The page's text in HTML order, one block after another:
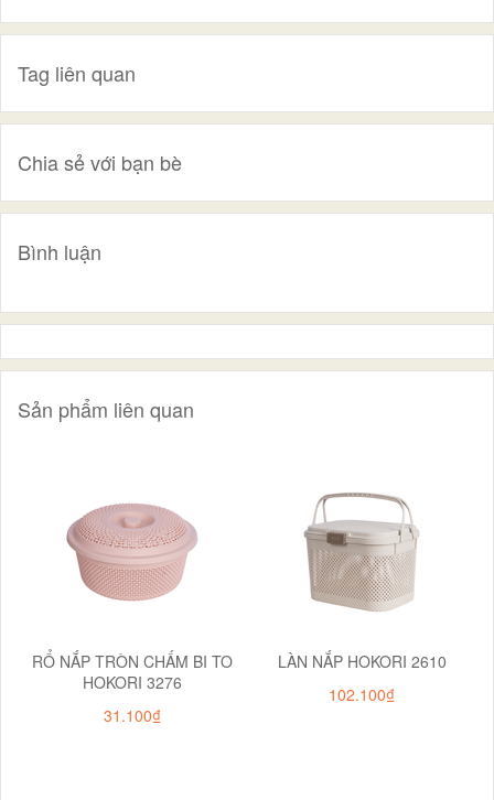
Tag liên quan
Chia sẻ với bạn bè
Bình luận
Sản phẩm liên quan
RỔ NẮP TRÒN CHẤM BI TO
HOKORI 3276
31.100₫
LÀN NẮP HOKORI 2610
102.100₫